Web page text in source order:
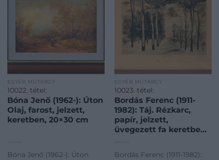
EGYÉB MŰTÁRGY
10022. tétel:
Bóna Jenő (1962-): Úton
Olaj, farost, jelzett,
keretben, 20×30 cm
Bóna Jenő (1962-): Úton
EGYÉB MŰTÁRGY
10023. tétel:
Bordás Ferenc (1911-
1982): Táj. Rézkarc,
papír, jelzett,
üvegezett fa keretben,
Bordás Ferenc (1911-1982):